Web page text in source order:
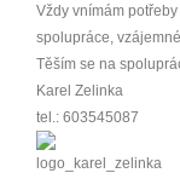
Vždy vnímám
spolupráce,
Těším se na
Karel Zelinka
tel.: 603545087